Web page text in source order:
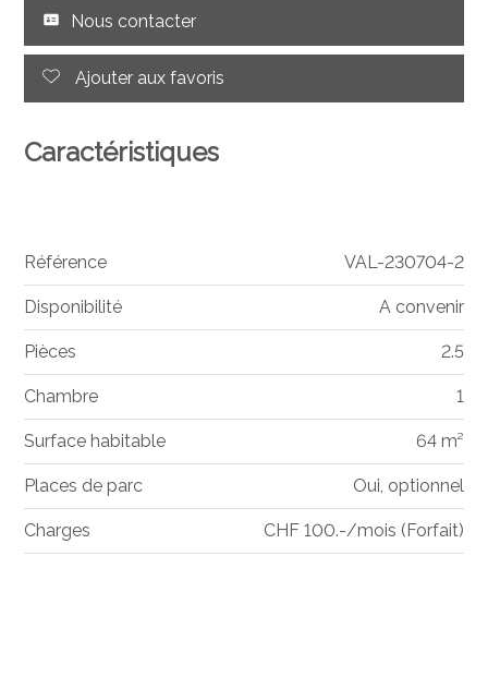
Nous contacter
Ajouter aux favoris
Caractéristiques
Référence VAL-230704-2
Disponibilité A convenir
Pièces 2.5
Chambre 1
Surface habitable 64 m²
Places de parc Oui, optionnel
Charges CHF 100.-/mois (Forfait)